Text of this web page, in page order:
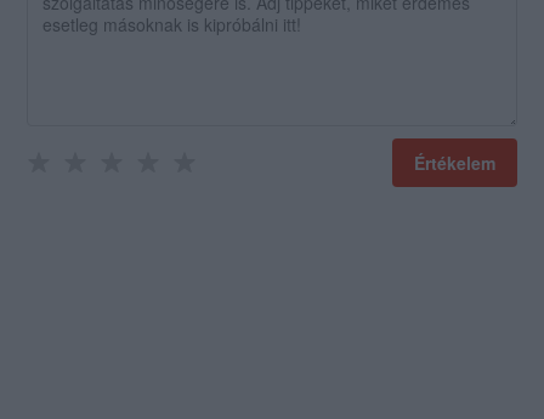
Értékelem